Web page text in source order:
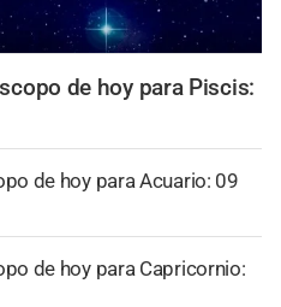
de hoy para Piscis:
de hoy para Acuario: 09
de hoy para Capricornio: